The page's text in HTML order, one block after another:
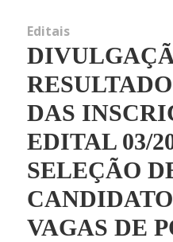
Editais
DAS
EDITAL 03/
SELEÇÃO
VAGAS DE